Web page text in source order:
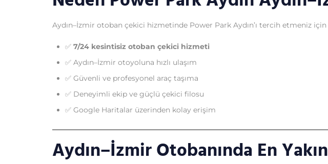
Aydın–İzmir otoban çekici hizmetinde Power Park Aydın’ı tercih etmeniz
✅ 7/24 kesintisiz otoban çekici hizmeti
✅ Aydın–İzmir otoyoluna hızlı ulaşım
✅ Güvenli ve profesyonel araç taşıma
✅ Deneyimli ekip ve güçlü çekici filosu
✅ Google Haritalar üzerinden kolay erişim
Aydın–İzmir Otobanında En